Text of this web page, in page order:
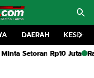
DAERAH
MKKS dan Pembukaan